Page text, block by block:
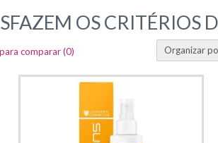
OS CRITÉRIOS
comparar (0) Organizar